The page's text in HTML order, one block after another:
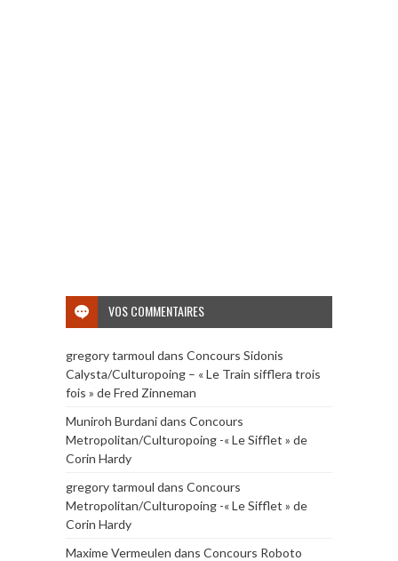
VOS COMMENTAIRES
gregory tarmoul dans Concours Sidonis
Calysta/Culturopoing – « Le Train sifflera trois
fois » de Fred Zinneman
Muniroh Burdanidans Concours
Metropolitan/Culturopoing -« Le Sifflet » de
Corin Hardy
gregory tarmoul dans Concours
Metropolitan/Culturopoing -« Le Sifflet » de
Corin Hardy
Maxime Vermeulen dans Concours Roboto